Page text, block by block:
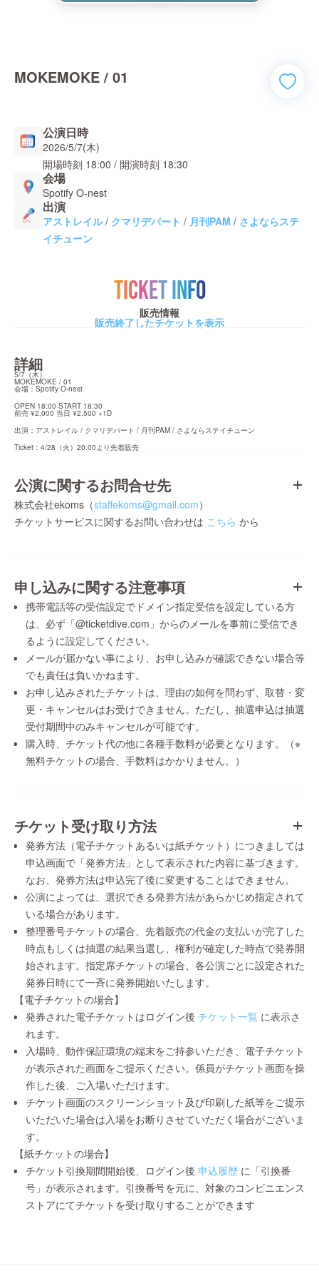
MOKEMOKE / 01
公演日時
2026/5/7(木)
開場時刻 18:00 / 開演時刻 18:30
会場
Spotify O-nest
出演
アストレイル/ クマリデパート / 月刊PAM / さよならステ
イチューン
TICKET INFO
販売情報
販売終了したチケットを表示
詳細
5/7（木）
MOKEMOKE / 01
会場：Spotify O-nest
OPEN 18:00 START 18:30
前売 ¥2,000 当日 ¥2,500 +1D
出演：アストレイル / クマリデパート / 月刊PAM / さよならステイチューン
Ticket：4/28（火）20:00より先着販売
公演に関するお問合せ先
株式会社ekoms（staffekoms@gmail.com）
チケットサービスに関するお問い合わせは こちら から
申し込みに関する注意事項
携帯電話等の受信設定でドメイン指定受信を設定している方
は、必ず「@ticketdive.com」からのメールを事前に受信でき
るように設定してください。
メールが届かない事により、お申し込みが確認できない場合等
でも責任は負いかねます。
お申し込みされたチケットは、理由の如何を問わず、取替・変
更・キャンセルはお受けできません。ただし、抽選申込は抽選
受付期間中のみキャンセルが可能です。
購入時、チケット代の他に各種手数料が必要となります。（※
無料チケットの場合、手数料はかかりません。）
チケット受け取り方法
発券方法（電子チケットあるいは紙チケット）につきましては
申込画面で「発券方法」として表示された内容に基づきます。
なお、発券方法は申込完了後に変更することはできません。
公演によっては、選択できる発券方法があらかじめ指定されて
いる場合があります。
整理番号チケットの場合、先着販売の代金の支払いが完了した
時点もしくは抽選の結果当選し、権利が確定した時点で発券開
始されます。指定席チケットの場合、各公演ごとに設定された
発券日時にて一斉に発券開始いたします。
【電子チケットの場合】
発券された電子チケットはログイン後 チケット一覧 に表示さ
れます。
入場時、動作保証環境の端末をご持参いただき、電子チケット
が表示された画面をご提示ください。係員がチケット画面を操
作した後、ご入場いただけます。
チケット画面のスクリーンショット及び印刷した紙等をご提示
いただいた場合は入場をお断りさせていただく場合がございま
す。
【紙チケットの場合】
チケット引換期間開始後、ログイン後 申込履歴 に「引換番
号」が表示されます。引換番号を元に、対象のコンビニエンス
ストアにてチケットを受け取りすることができます